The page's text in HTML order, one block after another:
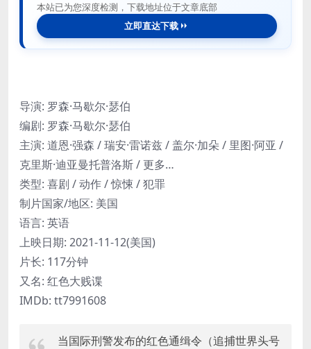
本站已为您深度检测，下载地址位于文章底部
立即直达下载
导演: 罗森·马歇尔·瑟伯
编剧: 罗森·马歇尔·瑟伯
主演: 道恩·强森 / 瑞安·雷诺兹 / 盖尔·加朵 / 里图·阿亚 /
克里斯·迪亚曼托普洛斯 / 更多…
类型: 喜剧 / 动作 / 惊悚 / 犯罪
制片国家/地区: 美国
语言: 英语
上映日期: 2021-11-12(美国)
片长: 117分钟
又名: 红色大贱谍
IMDb: tt7991608
当国际刑警发布的红色通缉令（追捕世界头号